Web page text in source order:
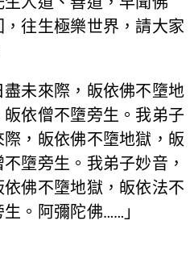
往生極樂世界，請大家
未來際，皈依佛不墮地
依僧不墮旁生。我弟子
，皈依佛不墮地獄，皈
墮旁生。我弟子妙音，
佛不墮地獄，皈依法不
。阿彌陀佛……」